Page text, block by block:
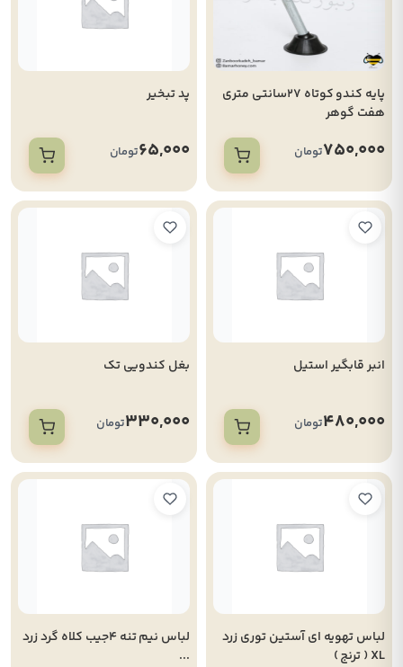
پایه کندو کوتاه 27سانتی متری
هفت گوهر
750,000تومان
پد تبخیر
65,000تومان
انبر قابگیر استیل
480,000تومان
بغل کندویی تک
330,000تومان
لباس تهویه ای آستین توری زرد
XL ( ترنج )
لباس نیم تنه 4جیب کلاه گرد زرد
...